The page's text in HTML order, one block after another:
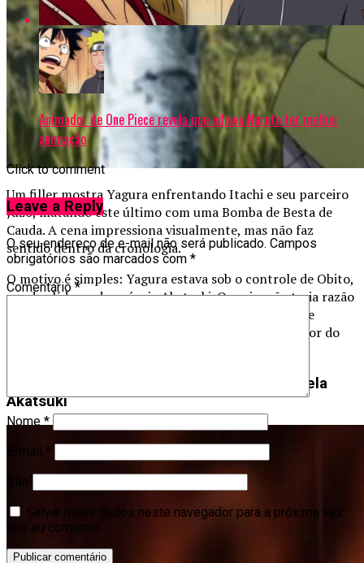
Um filler mostra Yagura enfrentando Itachi e seu parceiro
Juzo, matando este último com uma Bomba de Besta de
Cauda. A cena impressiona visualmente, mas não faz
sentido dentro da cronologia.
O motivo é simples: Yagura estava sob o controle de Obito,
um dos líderes da própria Akatsuki. Ou seja, não teria razão
para atacar subordinados. Essa contradição só existe
porque os roteiristas ignoraram a revelação posterior do
7. Sora como pseudo-jinchuriki ignorado pela
Akatsuki
Animador de One Piece revela que odiava Naruto ter melhor
animação
Click to comment
Leave a Reply
O seu endereço de e-mail não será publicado. Campos
obrigatórios são marcados com *
Comentário *
Nome*
E-mail *
Site
Salvar meus dados neste navegador para a próxima vez
que eu comentar.